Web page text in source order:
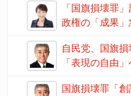
「国旗損壊罪
政権の「成果
自民党、国旗
「表現の自由
国旗損壊罪「